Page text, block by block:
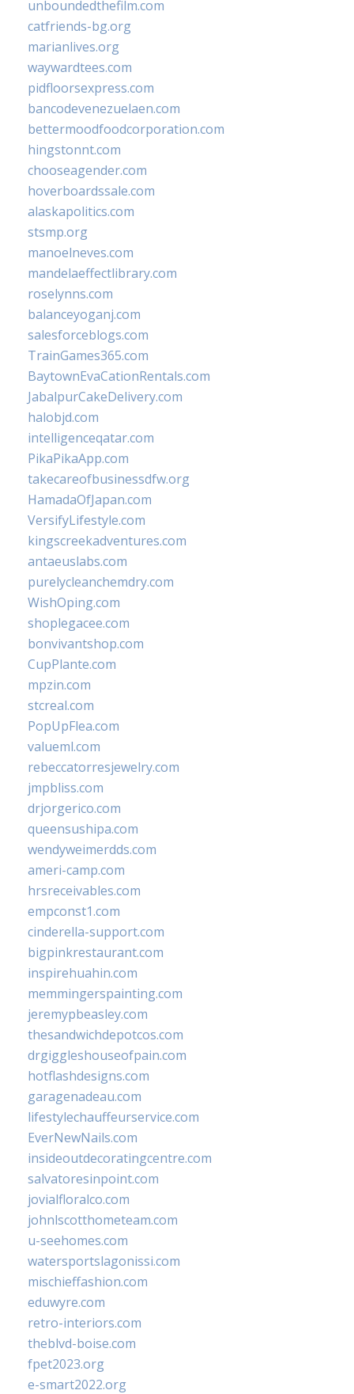
unboundedthefilm.com
catfriends-bg.org
marianlives.org
waywardtees.com
pidfloorsexpress.com
bancodevenezuelaen.com
bettermoodfoodcorporation.com
hingstonnt.com
chooseagender.com
hoverboardssale.com
alaskapolitics.com
stsmp.org
manoelneves.com
mandelaeffectlibrary.com
roselynns.com
balanceyoganj.com
salesforceblogs.com
TrainGames365.com
BaytownEvaCationRentals.com
JabalpurCakeDelivery.com
halobjd.com
intelligenceqatar.com
PikaPikaApp.com
takecareofbusinessdfw.org
HamadaOfJapan.com
VersifyLifestyle.com
kingscreekadventures.com
antaeuslabs.com
purelycleanchemdry.com
WishOping.com
shoplegacee.com
bonvivantshop.com
CupPlante.com
mpzin.com
stcreal.com
PopUpFlea.com
valueml.com
rebeccatorresjewelry.com
jmpbliss.com
drjorgerico.com
queensushipa.com
wendyweimerdds.com
ameri-camp.com
hrsreceivables.com
empconst1.com
cinderella-support.com
bigpinkrestaurant.com
inspirehuahin.com
memmingerspainting.com
jeremypbeasley.com
thesandwichdepotcos.com
drgiggleshouseofpain.com
hotflashdesigns.com
garagenadeau.com
lifestylechauffeurservice.com
EverNewNails.com
insideoutdecoratingcentre.com
salvatoresinpoint.com
jovialfloralco.com
johnlscotthometeam.com
u-seehomes.com
watersportslagonissi.com
mischieffashion.com
eduwyre.com
retro-interiors.com
theblvd-boise.com
fpet2023.org
e-smart2022.org